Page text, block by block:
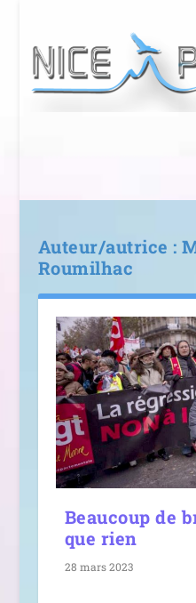
Auteur/autrice :
Roumilhac
Beaucoup de
que rien
28 mars 2023